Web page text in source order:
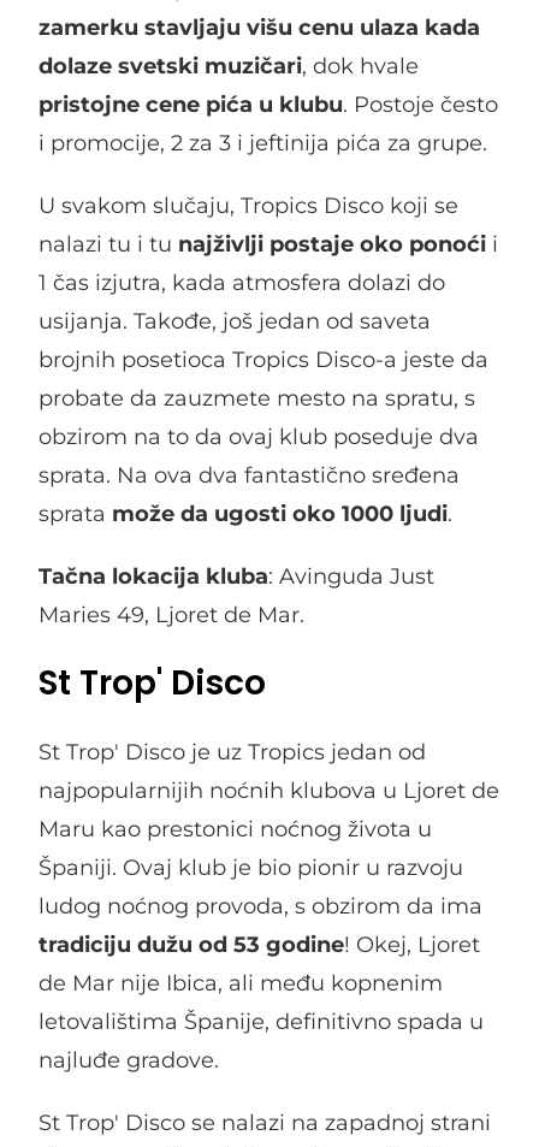
zamerku stavljaju višu cenu ulaza kada
dolaze svetski muzičari, dok hvale
pristojne cene pića u klubu. Postoje često
i promocije, 2 za 3 i jeftinija pića za grupe.
U svakom slučaju, Tropics Disco koji se
nalazi tu i tu najživlji postaje oko ponoći i
1 čas izjutra, kada atmosfera dolazi do
usijanja. Takođe, još jedan od saveta
brojnih posetioca Tropics Disco-a jeste da
probate da zauzmete mesto na spratu, s
obzirom na to da ovaj klub poseduje dva
sprata. Na ova dva fantastično sređena
sprata može da ugosti oko 1000 ljudi.
Tačna lokacija kluba: Avinguda Just
Maries 49, Ljoret de Mar.
St Trop' Disco
St Trop' Disco je uz Tropics jedan od
najpopularnijih noćnih klubova u Ljoret de
Maru kao prestonici noćnog života u
Španiji. Ovaj klub je bio pionir u razvoju
ludog noćnog provoda, s obzirom da ima
tradiciju dužu od 53 godine! Okej, Ljoret
de Mar nije Ibica, ali među kopnenim
letovalištima Španije, definitivno spada u
najluđe gradove.
St Trop' Disco se nalazi na zapadnoj strani